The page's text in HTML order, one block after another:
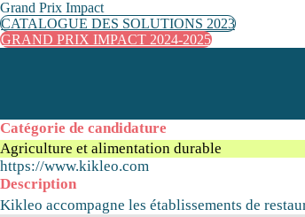
Grand Prix Impact
CATALOGUE DES SOLUTIONS 2023
GRAND PRIX IMPACT 2024-2025
Catégorie de candidature
Agriculture et alimentation durable
https://www.kikleo.com
Description
Kikleo accompagne les établissements de